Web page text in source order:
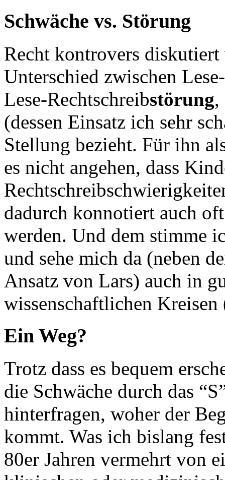
Schwäche vs. Störung
Recht kontrovers
Unterschied zwischen
Lese-Rechtschreibstörung,
(dessen Einsatz ich sehr
Stellung bezieht. Für ihn
es nicht angehen, dass
dadurch konnotiert auch
werden. Und dem stimme
und sehe mich da (neben
Ansatz von Lars) auch in
wissenschaftlichen
Ein Weg?
Trotz dass es bequem
die Schwäche durch das
hinterfragen, woher der
kommt. Was ich bislang
80er Jahren vermehrt von